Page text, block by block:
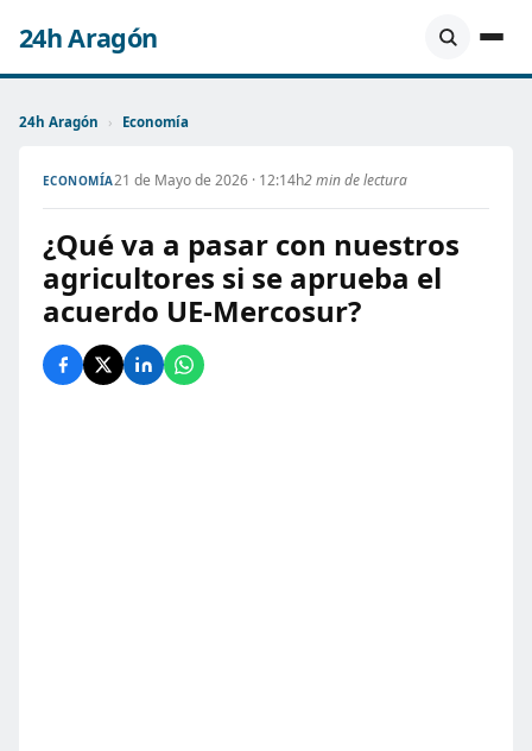
24h Aragón
24h Aragón › Economía
ECONOMÍA21 de Mayo de 2026 · 12:14h2 min de lectura
¿Qué va a pasar con nuestros
agricultores si se aprueba el
acuerdo UE-Mercosur?